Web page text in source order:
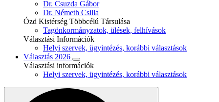
Dr. Csuzda Gábor
Dr. Németh Csilla
Ózd Kistérség Többcélú Társulása
Tagönkormányzatok, ülések, felhívások
Választási Információk
Helyi szervek, ügyintézés, korábbi választások
Választás 2026
Választási információk
Helyi szervek, ügyintézés, korábbi választások